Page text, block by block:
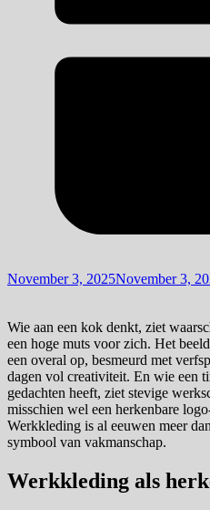
November 3, 2025November 3,
Wie aan een kok denkt, ziet
een hoge muts voor zich. Het
een overal op, besmeurd met
dagen vol creativiteit. En wie een
gedachten heeft, ziet stevige
misschien wel een herkenbare
Werkkleding is al eeuwen meer
symbool van vakmanschap.
Werkkleding als